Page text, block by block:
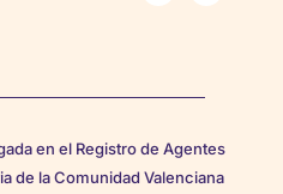
en el Registro de Agentes
de la Comunidad Valenciana